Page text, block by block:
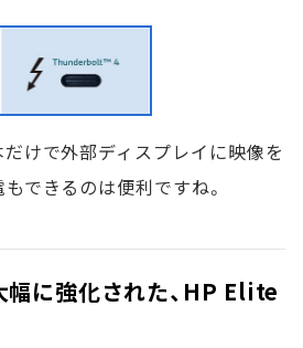
けで外部ディスプレイに映像を
できるのは便利ですね。
幅に強化された、HP Elite